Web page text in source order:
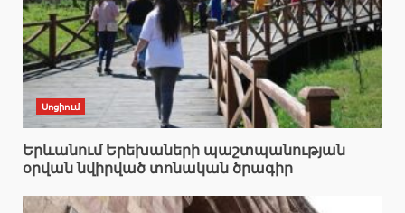
Սոցիում
Երևանում Երեխաների պաշտպանության
օրվան նվիրված տոնական ծրագիր